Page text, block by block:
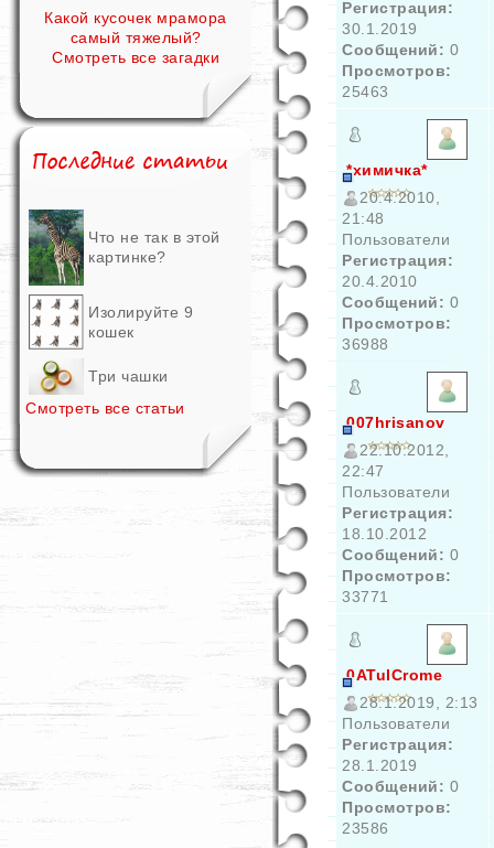
Какой кусочек мрамора
самый тяжелый?
Смотреть все загадки
Что не так в этой
картинке?
Изолируйте 9
кошек
Три чашки
Смотреть все статьи
Регистрация:
30.1.2019
Сообщений: 0
Просмотров:
25463
*химичка*
20.4.2010,
21:48
Пользователи
Регистрация:
20.4.2010
Сообщений: 0
Просмотров:
36988
007hrisanov
22.10.2012,
22:47
Пользователи
Регистрация:
18.10.2012
Сообщений: 0
Просмотров:
33771
0ATulCrome
28.1.2019, 2:13
Пользователи
Регистрация:
28.1.2019
Сообщений: 0
Просмотров:
23586